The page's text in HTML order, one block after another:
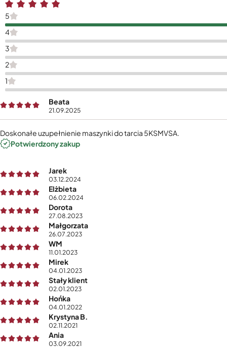
5
4
3
2
1
Beata
21.09.2025
Doskonałe uzupełnienie maszynki do tarcia 5KSMVSA.
Potwierdzony zakup
Jarek
03.12.2024
Elżbieta
06.02.2024
Dorota
27.08.2023
Małgorzata
26.07.2023
WM
11.01.2023
Mirek
04.01.2023
Stały klient
02.01.2023
Hońka
04.01.2022
Krystyna B.
02.11.2021
Ania
03.09.2021